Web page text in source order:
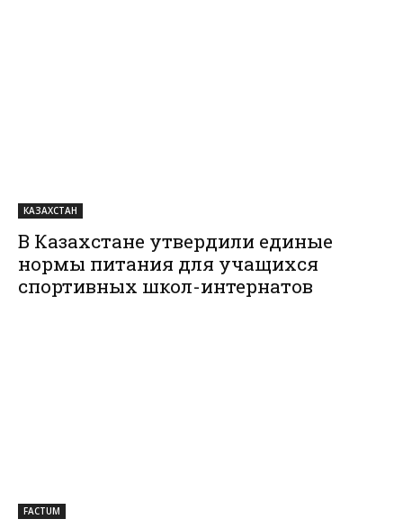
КАЗАХСТАН
В Казахстане утвердили единые
нормы питания для учащихся
спортивных школ-интернатов
FACTUM